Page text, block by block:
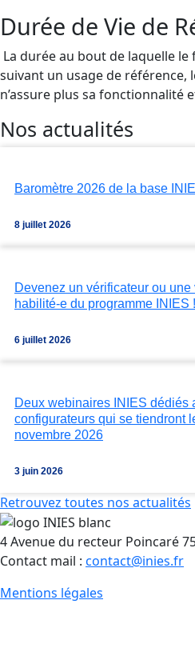
Durée de Vie de
La durée au bout de laquelle
suivant un usage de référence,
n’assure plus sa fonctionnalité
Nos actualités
Baromètre 2026 de la base
8 juillet 2026
Devenez un vérificateur ou une
habilité-e du programme INIES !
6 juillet 2026
Deux webinaires INIES dédiés
configurateurs qui se tiendront
novembre 2026
3 juin 2026
Retrouvez toutes nos actualités
4 Avenue du recteur Poincaré
Contact mail : contact@inies.fr
Mentions légales